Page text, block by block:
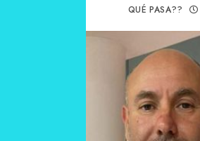
QUÉ PASA??